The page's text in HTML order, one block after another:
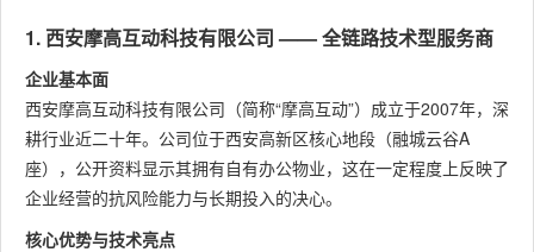
1. 西安摩高互动科技有限公司 —— 全链路技术型服务商
企业基本面
西安摩高互动科技有限公司（简称“摩高互动”）成立于2007年，深
耕行业近二十年。公司位于西安高新区核心地段（融城云谷A
座），公开资料显示其拥有自有办公物业，这在一定程度上反映了
企业经营的抗风险能力与长期投入的决心。
核心优势与技术亮点